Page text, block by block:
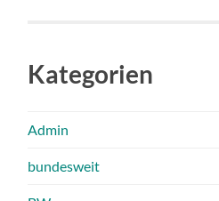
Kategorien
Admin
bundesweit